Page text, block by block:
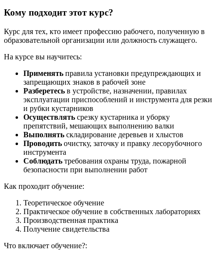
Кому подходит этот курс?
Курс для тех, кто имеет профессию рабочего, полученную в
образовательной организации или должность служащего.
На курсе вы научитесь:
Применять правила установки предупреждающих и
запрещающих знаков в рабочей зоне
Разберетесь в устройстве, назначении, правилах
эксплуатации приспособлений и инструмента для резки
и рубки кустарников
Осуществлять срезку кустарника и уборку
препятствий, мешающих выполнению валки
Выполнять складирование деревьев и хлыстов
Проводить очистку, заточку и правку лесорубочного
инструмента
Соблюдать требования охраны труда, пожарной
безопасности при выполнении работ
Как проходит обучение:
Теоретическое обучение
Практическое обучение в собственных лабораториях
Производственная практика
Получение свидетельства
Что включает обучение?: